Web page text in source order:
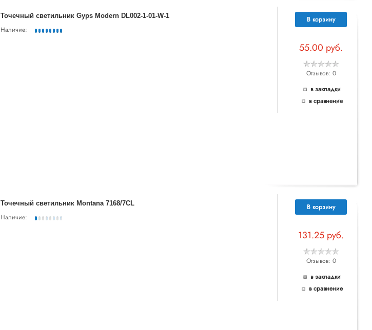
Точечный светильник Gyps Modern DL002-1-01-W-1
Наличие:
В корзину
55.00 руб.
Отзывов: 0
в закладки
в сравнение
Точечный светильник Montana 7168/7CL
Наличие:
В корзину
131.25 руб.
Отзывов: 0
в закладки
в сравнение